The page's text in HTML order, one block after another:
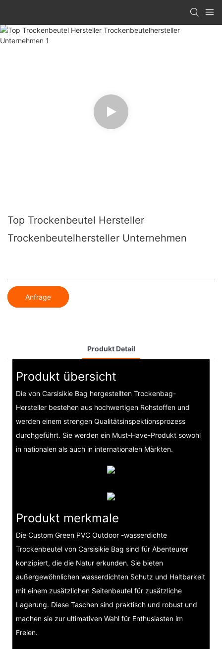
Top Trockenbeutel Hersteller
Trockenbeutelhersteller Unternehmen
Anfrage
Produkt Detail
Produkt übersicht
Die von Carsisikie Bag hergestellten Trockenbag-
Hersteller bestehen aus hochwertigen Rohstoffen und
werden einem strengen Qualitätsinspektionsprozess
durchgeführt. Sie werden ein Must-Have-Produkt sowohl
in nationalen als auch in internationalen Märkten.
Produkt merkmale
Die Custom Green PVC Outdoor -wasserdichte
Trockenbeutel von Carsisikie Bag sind für Abenteurer
konzipiert, die die Natur erkunden. Sie bieten
außergewöhnlichen wasserdichten Schutz und Haltbarkeit
mit einem zusätzlichen Seitenbeutel für zusätzliche
Lagerung. Diese Taschen sind praktisch und robust und
machen sie zur ultimativen Wahl für Enthusiasten im
Freien.